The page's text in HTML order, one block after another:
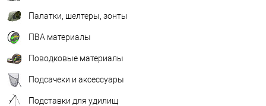
Палатки, шелтеры, зонты
ПВА материалы
Поводковые материалы
Подсачеки и аксессуары
Подставки для удилищ